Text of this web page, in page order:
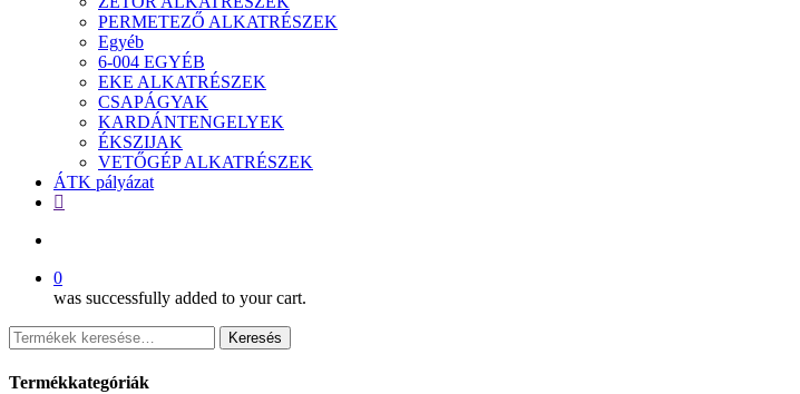
PERMETEZŐ ALKATRÉSZEK
Egyéb
6-004 EGYÉB
EKE ALKATRÉSZEK
CSAPÁGYAK
KARDÁNTENGELYEK
ÉKSZIJAK
VETŐGÉP ALKATRÉSZEK
ÁTK pályázat
facebook
0
was successfully added to your cart.
Keresés
a
következőre:
Keresés
Termékkategóriák